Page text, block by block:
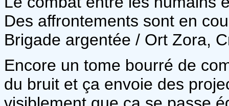
Des affrontements sont en
Brigade argentée / Ort Zora,
Encore un tome bourré de
du bruit et ça envoie des